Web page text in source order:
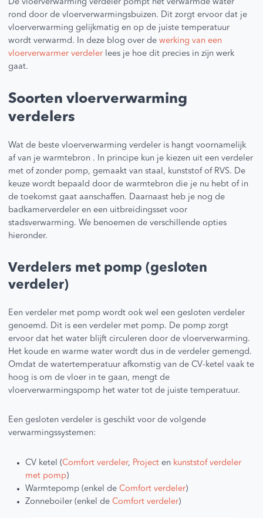
De vloerverwarming verdeler pompt het verwarmde water
rond door de vloerverwarmingsbuizen. Dit zorgt ervoor dat je
vloerverwarming gelijkmatig en op de juiste temperatuur
wordt verwarmd. In deze blog over dewerking van een
vloerverwarmer verdeler lees je hoe dit precies in zijn werk
gaat.
Soorten vloerverwarming
verdelers
Wat de beste vloerverwarming verdeler is hangt voornamelijk
af van je warmtebron . In principe kun je kiezen uit een verdeler
met of zonder pomp, gemaakt van staal, kunststof of RVS. De
keuze wordt bepaald door de warmtebron die je nu hebt of in
de toekomst gaat aanschaffen. Daarnaast heb je nog de
badkamerverdeler en een uitbreidingsset voor
stadsverwarming. We benoemen de verschillende opties
hieronder.
Verdelers met pomp (gesloten
verdeler)
Een verdeler met pomp wordt ook wel een gesloten verdeler
genoemd. Dit is een verdeler met pomp. De pomp zorgt
ervoor dat het water blijft circuleren door de vloerverwarming.
Het koude en warme water wordt dus in de verdeler gemengd.
Omdat de watertemperatuur afkomstig van de CV-ketel vaak te
hoog is om de vloer in te gaan, mengt de
vloerverwarmingspomp het water tot de juiste temperatuur.
Een gesloten verdeler is geschikt voor de volgende
verwarmingssystemen:
CV ketel (Comfort verdeler, Project en kunststof verdeler
met pomp)
Warmtepomp (enkel deComfort verdeler)
Zonneboiler (enkel deComfort verdeler)